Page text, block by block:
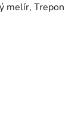
melír, Trepon